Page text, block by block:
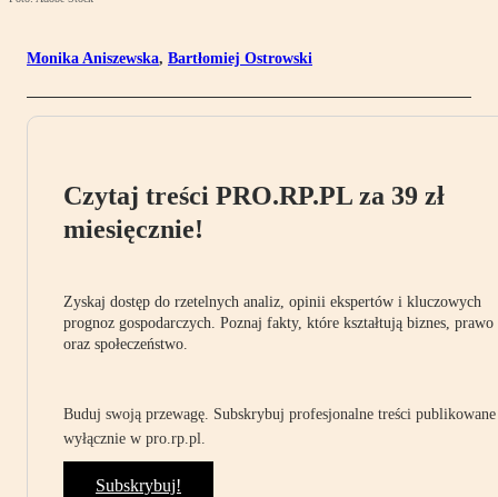
Monika Aniszewska, Bartłomiej Ostrowski
Czytaj treści PRO.RP.PL za 39 zł
miesięcznie!
Zyskaj dostęp do rzetelnych analiz, opinii ekspertów i kluczowych
prognoz gospodarczych. Poznaj fakty, które kształtują biznes, prawo
oraz społeczeństwo.
Buduj swoją przewagę. Subskrybuj profesjonalne treści publikowane
wyłącznie w pro.rp.pl.
Subskrybuj!